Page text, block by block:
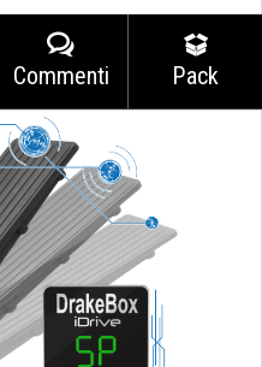
Commenti Pack